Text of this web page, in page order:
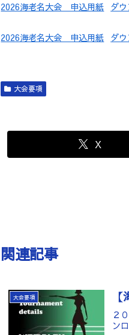
2026海老名大会 申込用紙 ダ
2026海老名大会 申込用紙 ダ
大会要項
X
関連記事
大会要項
２
ン